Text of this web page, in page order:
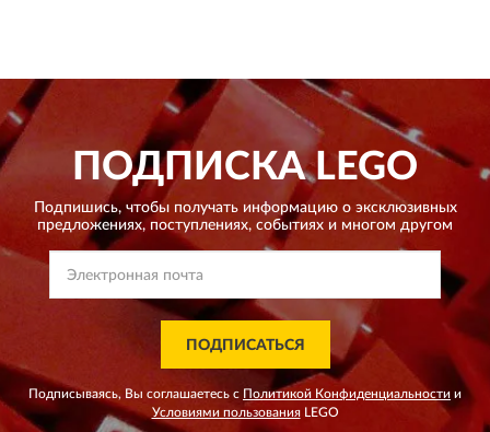
ПОДПИСКАLEGO
Подпишись, чтобы получать информацию о эксклюзивных
предложениях, поступлениях, событиях и многом другом
ПОДПИСАТЬСЯ
Подписываясь, Вы соглашаетесь с Политикой Конфиденциальности и
Условиями пользованияLEGO